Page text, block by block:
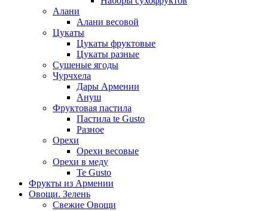
Алани
Алани весовой
Цукаты
Цукаты фруктовые
Цукаты разные
Сушеные ягоды
Чурчхела
Дары Армении
Ануш
Фруктовая пастила
Пастила te Gusto
Разное
Орехи
Орехи весовые
Орехи в меду
Te Gusto
Фрукты из Армении
Овощи. Зелень
Свежие Овощи